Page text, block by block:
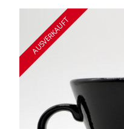
AUSVERKAUFT